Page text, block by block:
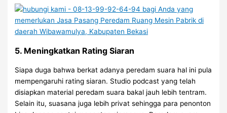
5. Meningkatkan Rating Siaran
Siapa duga bahwa berkat adanya peredam suara hal ini pula
mempengaruhi rating siaran. Studio podcast yang telah
disiapkan material peredam suara bakal jauh lebih tentram.
Selain itu, suasana juga lebih privat sehingga para penonton